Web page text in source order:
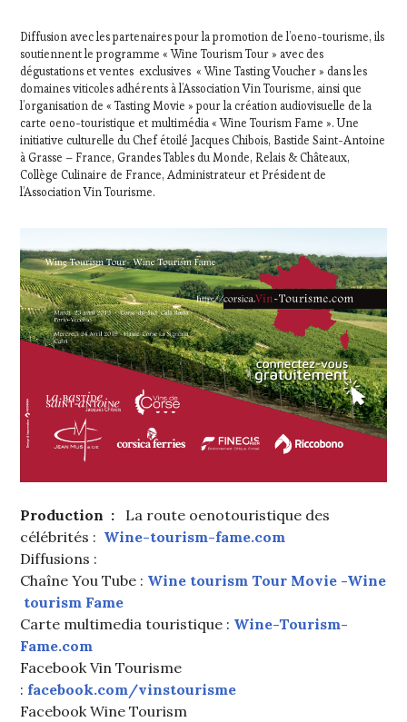
Diffusion avec les partenaires pour la promotion de l’oeno-tourisme, ils
soutiennent le programme « Wine Tourism Tour » avec des
dégustations et ventes exclusives « Wine Tasting Voucher » dans les
domaines viticoles adhérents à l’Association Vin Tourisme, ainsi que
l’organisation de « Tasting Movie » pour la création audiovisuelle de la
carte oeno-touristique et multimédia « Wine Tourism Fame ». Une
initiative culturelle du Chef étoilé Jacques Chibois, Bastide Saint-Antoine
à Grasse – France, Grandes Tables du Monde, Relais & Châteaux,
Collège Culinaire de France, Administrateur et Président de
l’Association Vin Tourisme.
Production :
La route oenotouristique des
célébrités : Wine-tourism-fame.com
Diffusions :
Chaîne You Tube : Wine tourism Tour Movie -Wine
tourism Fame
Carte multimedia touristique : Wine-Tourism-
Fame.com
Facebook Vin Tourisme
: facebook.com/vinstourisme
Facebook Wine Tourism